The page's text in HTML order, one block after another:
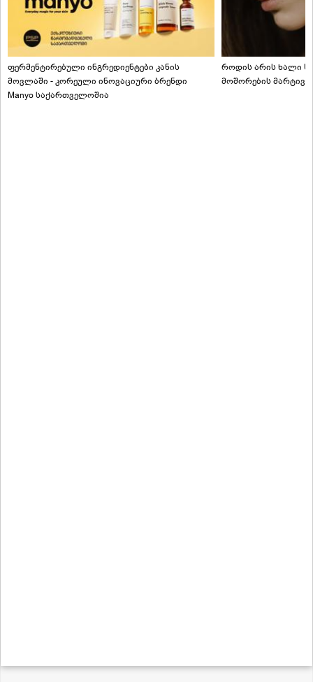
ფერმენტირებული ინგრედიენტები კანის
მოვლაში - კორეული ინოვაციური ბრენდი
Manyo საქართველოშია
როდის არის ხალი
მოშორების